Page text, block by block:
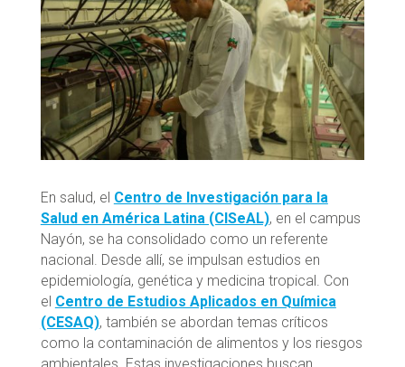
En salud, el Centro de Investigación para la
Salud en América Latina (CISeAL), en el campus
Nayón, se ha consolidado como un referente
nacional. Desde allí, se impulsan estudios en
epidemiología, genética y medicina tropical. Con
el Centro de Estudios Aplicados en Química
(CESAQ), también se abordan temas críticos
como la contaminación de alimentos y los riesgos